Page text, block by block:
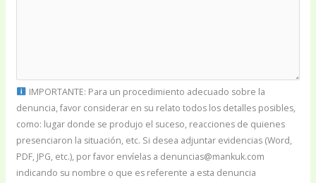
d
a
d
IMPORTANTE: Para un procedimiento adecuado sobre la
denuncia, favor considerar en su relato todos los detalles posibles,
como: lugar donde se produjo el suceso, reacciones de quienes
presenciaron la situación, etc. Si desea adjuntar evidencias (Word,
PDF, JPG, etc.), por favor envíelas a denuncias@mankuk.com
indicando su nombre o que es referente a esta denuncia